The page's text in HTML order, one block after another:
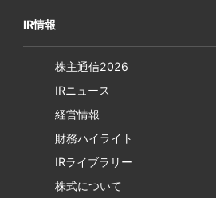
IR情報
株主通信2026
IRニュース
経営情報
財務ハイライト
IRライブラリー
株式について